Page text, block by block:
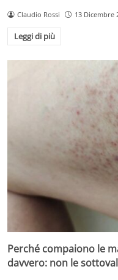
Claudio Rossi 13 Dicembre
Leggi di più
Perché compaiono le
davvero: non le